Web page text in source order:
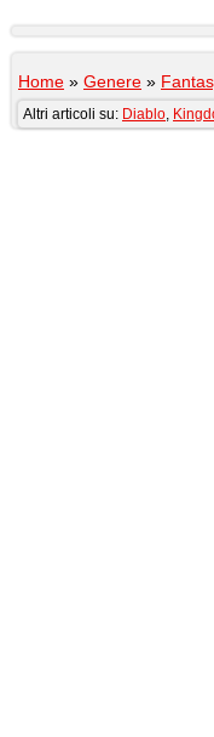
Home » Genere »
Altri articoli su: Diablo,